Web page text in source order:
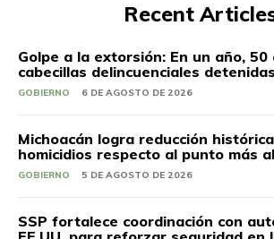
Recent
Golpe a la extorsión: En un año, 50
cabecillas delincuenciales detenidas
GOBIERNO 6 DE AGOSTO DE 2026
Michoacán logra reducción
homicidios respecto al punto más
GOBIERNO 5 DE AGOSTO DE 2026
SSP fortalece coordinación con